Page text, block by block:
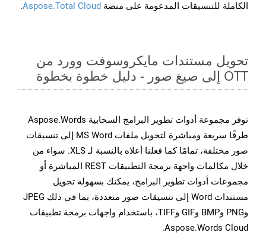
الكاملة للتنسيقات المدعومة على منصة Aspose.Total Cloud
.
تحويل مستندات مايكروسوفت وورد من
OTT إلى صيغ صور - دليل خطوة بخطوة
توفر مجموعة أدوات تطوير البرامج السحابية Aspose.Words
طرقًا سريعة ومباشرة لتحويل ملفات MS Word إلى تنسيقات
صور مختلفة، تمامًا كما فعلنا أعلاه بالنسبة لـ XLS. سواء من
خلال مكالمات واجهة برمجة التطبيقات REST المباشرة أو
مجموعات أدوات تطوير البرامج، يمكنك بسهولة تحويل
مستندات Word إلى تنسيقات صور متعددة، بما في ذلك JPEG
وPNG وBMP وGIF وTIFF، باستخدام واجهات برمجة تطبيقات
Aspose.Words Cloud.